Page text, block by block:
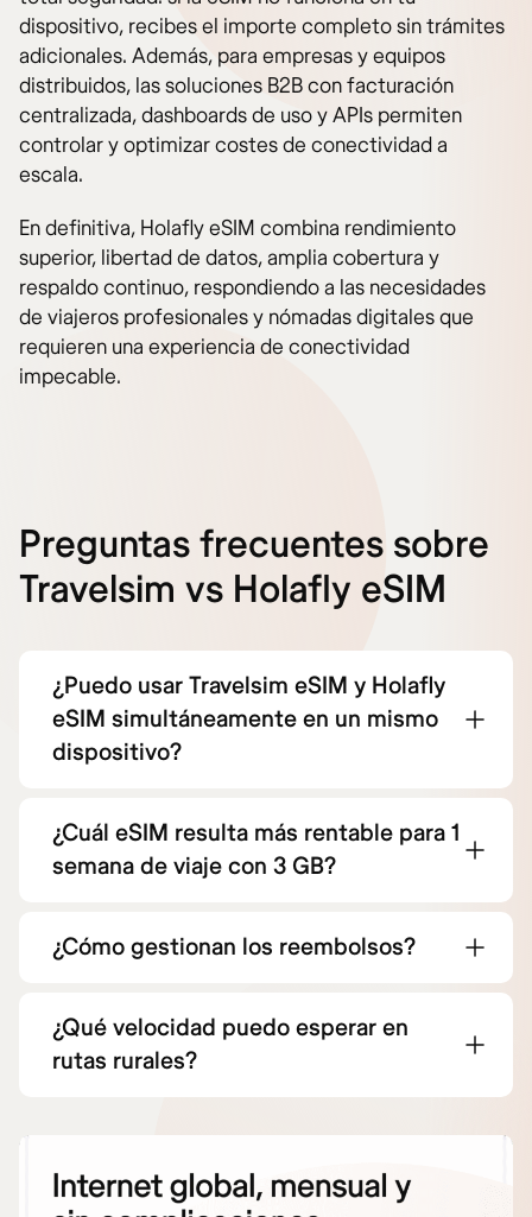
dispositivo, recibes el importe completo sin trámites
adicionales. Además, para empresas y equipos
distribuidos, las soluciones B2B con facturación
centralizada, dashboards de uso y APIs permiten
controlar y optimizar costes de conectividad a
escala.
En definitiva, Holafly eSIM combina rendimiento
superior, libertad de datos, amplia cobertura y
respaldo continuo, respondiendo a las necesidades
de viajeros profesionales y nómadas digitales que
requieren una experiencia de conectividad
impecable.
Preguntas frecuentes sobre
Travelsim vs Holafly eSIM
¿Puedo usar Travelsim eSIM y Holafly
eSIM simultáneamente en un mismo
dispositivo?
¿Cuál eSIM resulta más rentable para 1
semana de viaje con 3 GB?
¿Cómo gestionan los reembolsos?
¿Qué velocidad puedo esperar en
rutas rurales?